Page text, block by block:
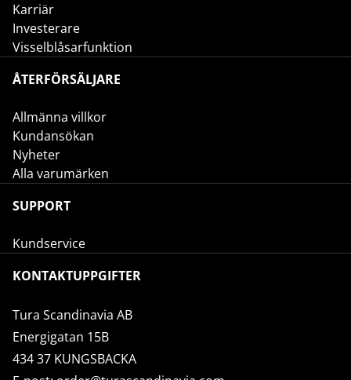
Karriär
Investerare
Visselblåsarfunktion
ÅTERFÖRSÄLJARE
Allmänna villkor
Kundansökan
Nyheter
Alla varumärken
SUPPORT
Kundservice
KONTAKTUPPGIFTER
Tura Scandinavia AB
Energigatan 15B
434 37 KUNGSBACKA